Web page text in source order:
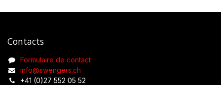
Contacts
Formulaire de contact
info@swengers.ch
+41 (0)27 552 05 52